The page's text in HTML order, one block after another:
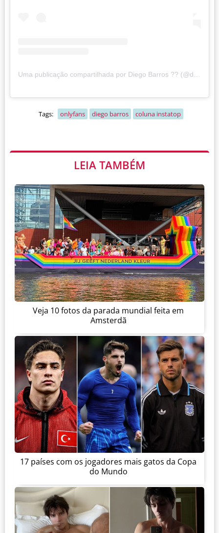
Uma publicação compartilhada por Diego Barros ?? (@diego_rodrigob)
Tags: onlyfans diego barros coluna instatop
LEIA TAMBÉM
Veja 10 fotos da parada mundial feita em
Amsterdã
17 países com os jogadores mais gatos da Copa
do Mundo